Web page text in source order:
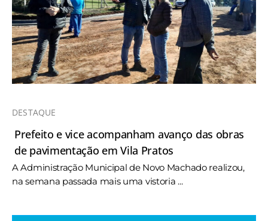
DESTAQUE
Prefeito e vice acompanham avanço das obras
de pavimentação em Vila Pratos
A Administração Municipal de Novo Machado realizou,
na semana passada mais uma vistoria ...